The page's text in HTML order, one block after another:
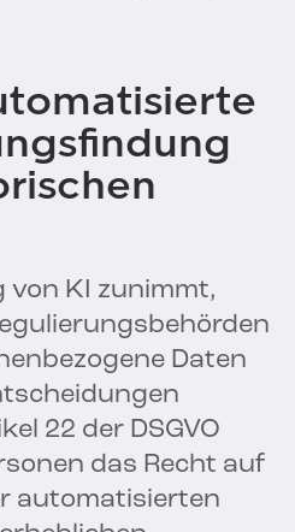
von KI zunimmt,
Daten
22 der DSGVO
das Recht auf
automatisierten